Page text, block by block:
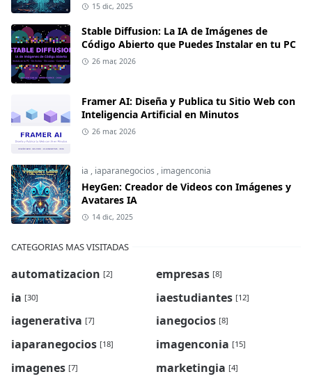
15 dic, 2025
Stable Diffusion: La IA de Imágenes de
Código Abierto que Puedes Instalar en tu PC
26 mar, 2026
Framer AI: Diseña y Publica tu Sitio Web con
Inteligencia Artificial en Minutos
26 mar, 2026
ia , iaparanegocios , imagenconia
HeyGen: Creador de Videos con Imágenes y
Avatares IA
14 dic, 2025
CATEGORIAS MAS VISITADAS
automatizacion [2] empresas [8]
ia [30] iaestudiantes [12]
iagenerativa [7] ianegocios [8]
iaparanegocios [18] imagenconia [15]
imagenes [7] marketingia [4]